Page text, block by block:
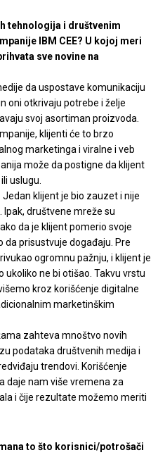
tehnologija i društvenim
IBM CEE? U kojoj meri
sve novine na
da uspostave komunikaciju
oni otkrivaju potrebe i želje
svoj asortiman proizvoda.
klijenti će to brzo
marketinga i viralne i veb
može da postigne da klijent
uslugu.
klijent je bio zauzet i nije
Ipak, društvene mreže su
da je klijent pomerio svoje
da prisustvuje događaju. Pre
ogromnu pažnju, i klijent je
ukoliko ne bi otišao. Takvu vrstu
kroz korišćenje digitalne
marketinškim
zahteva mnoštvo novih
podataka društvenih medija i
trendovi. Korišćenje
daje nam više vremena za
i čije rezultate možemo meriti
to što korisnici/potrošači